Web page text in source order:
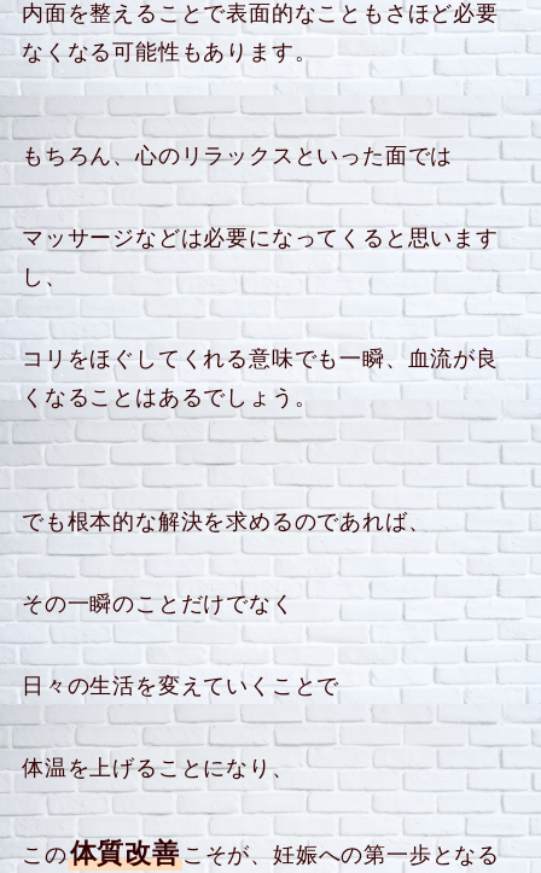
内面を整えることで表面的なこともさほど必要
なくなる可能性もあります。
もちろん、心のリラックスといった面では
マッサージなどは必要になってくると思います
し、
コリをほぐしてくれる意味でも一瞬、血流が良
くなることはあるでしょう。
でも根本的な解決を求めるのであれば、
その一瞬のことだけでなく
日々の生活を変えていくことで
体温を上げることになり、
この体質改善こそが、妊娠への第一歩となる